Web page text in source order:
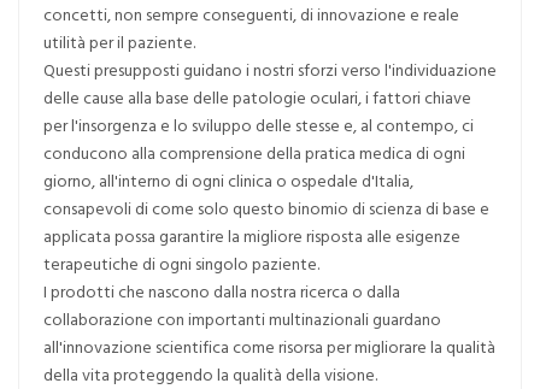
concetti, non sempre conseguenti, di innovazione e reale
utilità per il paziente.
Questi presupposti guidano i nostri sforzi verso l'individuazione
delle cause alla base delle patologie oculari, i fattori chiave
per l'insorgenza e lo sviluppo delle stesse e, al contempo, ci
conducono alla comprensione della pratica medica di ogni
giorno, all'interno di ogni clinica o ospedale d'Italia,
consapevoli di come solo questo binomio di scienza di base e
applicata possa garantire la migliore risposta alle esigenze
terapeutiche di ogni singolo paziente.
I prodotti che nascono dalla nostra ricerca o dalla
collaborazione con importanti multinazionali guardano
all'innovazione scientifica come risorsa per migliorare la qualità
della vita proteggendo la qualità della visione.